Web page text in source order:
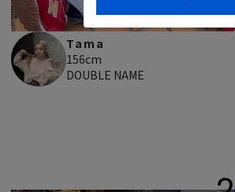
Tama
156cm
DOUBLE NAME